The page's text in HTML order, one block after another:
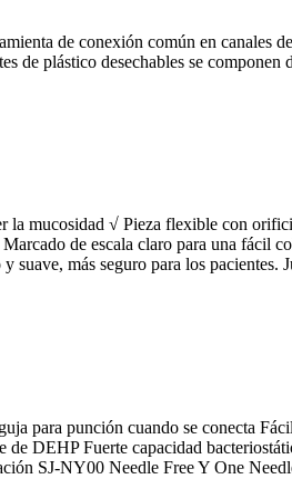
de conexión común en canales
de plástico desechables se
la mucosidad √ Pieza flexible con
de escala claro para una
suave, más seguro para los
para punción cuando se conecta
DEHP Fuerte capacidad
SJ-NY00 Needle Free Y One